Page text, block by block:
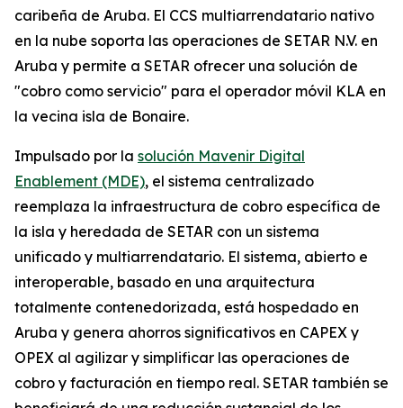
caribeña de Aruba. El CCS multiarrendatario nativo
en la nube soporta las operaciones de SETAR N.V. en
Aruba y permite a SETAR ofrecer una solución de
"cobro como servicio" para el operador móvil KLA en
la vecina isla de Bonaire.
Impulsado por la solución Mavenir Digital
Enablement (MDE), el sistema centralizado
reemplaza la infraestructura de cobro específica de
la isla y heredada de SETAR con un sistema
unificado y multiarrendatario. El sistema, abierto e
interoperable, basado en una arquitectura
totalmente contenedorizada, está hospedado en
Aruba y genera ahorros significativos en CAPEX y
OPEX al agilizar y simplificar las operaciones de
cobro y facturación en tiempo real. SETAR también se